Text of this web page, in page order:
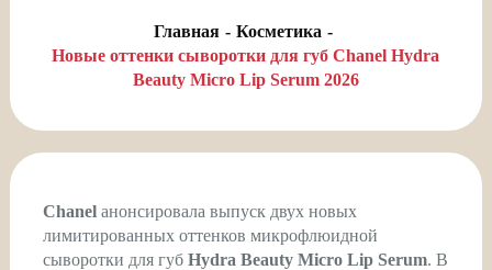
Главная
Косметика
Новые оттенки сыворотки для губ Chanel Hydra
Beauty Micro Lip Serum 2026
Chanelанонсировала выпуск двух новых
лимитированных оттенков микрофлюидной
сыворотки для губ Hydra Beauty Micro Lip Serum. В